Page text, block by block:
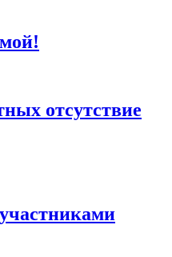
отсутствие